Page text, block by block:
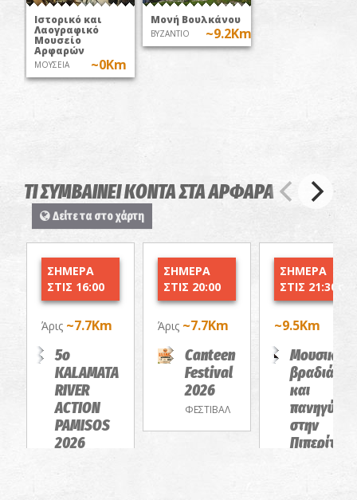
Ιστορικό και
Λαογραφικό
Μουσείο
Αρφαρών
ΜΟΥΣΕΙΑ ~0Km
Μονή Βουλκάνου
ΒΥΖΑΝΤΙΟ ~9.2Km
ΤΙ ΣΥΜΒΑΙΝΕΙ ΚΟΝΤΑ ΣΤΑ ΑΡΦΑΡΑ
Δείτε τα στο χάρτη
ΣΗΜΕΡΑ
ΣΤΙΣ 16:00
Άρις ~7.7Km
5ο
KALAMATA
RIVER
ACTION
PAMISOS
2026
ΣΗΜΕΡΑ
ΣΤΙΣ 20:00
Άρις ~7.7Km
Canteen
Festival
2026
ΦΕΣΤΙΒΑΛ
ΣΗΜΕΡΑ
ΣΤΙΣ 21:30
~9.5Km
Μουσική
βραδιά
και
πανηγύρι
στην
Πιπερίτσα